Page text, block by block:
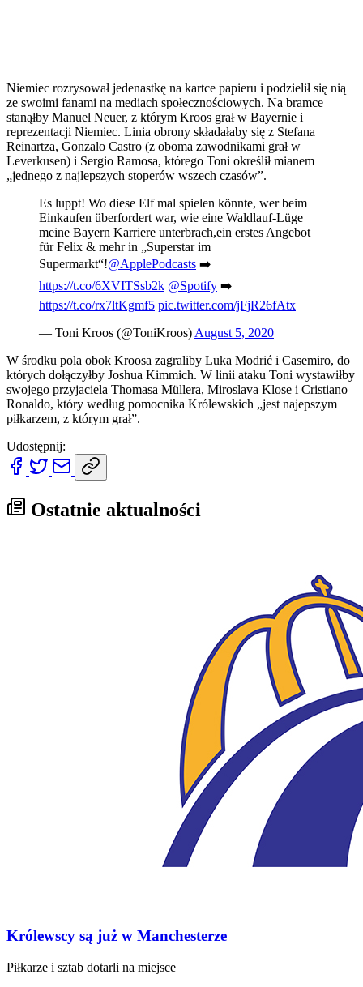
Niemiec rozrysował jedenastkę na kartce papieru i podzielił się nią
ze swoimi fanami na mediach społecznościowych. Na bramce
stanąłby Manuel Neuer, z którym Kroos grał w Bayernie i
reprezentacji Niemiec. Linia obrony składałaby się z Stefana
Reinartza, Gonzalo Castro (z oboma zawodnikami grał w
Leverkusen) i Sergio Ramosa, którego Toni określił mianem
„jednego z najlepszych stoperów wszech czasów”.
Es luppt! Wo diese Elf mal spielen könnte, wer beim
Einkaufen überfordert war, wie eine Waldlauf-Lüge
meine Bayern Karriere unterbrach,ein erstes Angebot
für Felix & mehr in „Superstar im
Supermarkt“!@ApplePodcasts ➡️
https://t.co/6XVITSsb2k @Spotify ➡️
https://t.co/rx7ltKgmf5 pic.twitter.com/jFjR26fAtx
— Toni Kroos (@ToniKroos) August 5, 2020
W środku pola obok Kroosa zagraliby Luka Modrić i Casemiro, do
których dołączyłby Joshua Kimmich. W linii ataku Toni wystawiłby
swojego przyjaciela Thomasa Müllera, Miroslava Klose i Cristiano
Ronaldo, który według pomocnika Królewskich „jest najepszym
piłkarzem, z którym grał”.
Udostępnij:
Ostatnie aktualności
Królewscy są już w Manchesterze
Piłkarze i sztab dotarli na miejsce